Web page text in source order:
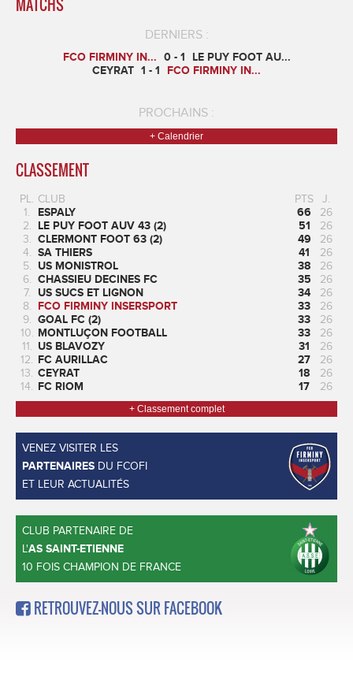
MATCHS
DERNIERS :
FCO FIRMINY IN... 0 - 1
LE PUY FOOT AU...
CEYRAT 1 - 1 FCO FIRMINY IN...
PROCHAINS :
+ Calendrier
CLASSEMENT
PL. CLUB PTS
J.
1.
ESPALY 66
26
2. LE PUY FOOT AUV 43 (2) 51
26
3. CLERMONT FOOT 63 (2) 49
26
4. SA THIERS 41
26
5. US MONISTROL 38
26
6. CHASSIEU DECINES FC 35
26
7.
US SUCS ET LIGNON 34
26
8. FCO FIRMINY INSERSPORT 33
26
9. GOAL FC (2) 33
26
10. MONTLUÇON FOOTBALL 33
26
11. US BLAVOZY 31
26
12. FC AURILLAC 27
26
13. CEYRAT 18
26
14. FC RIOM 17 26
+ Classement complet
VENEZ VISITER LES
PARTENAIRES DU FCOFI
ET LEUR ACTUALITÉS
CLUB PARTENAIRE DE
L'AS SAINT-ETIENNE
10 FOIS CHAMPION DE FRANCE
RETROUVEZ-NOUS SUR FACEBOOK